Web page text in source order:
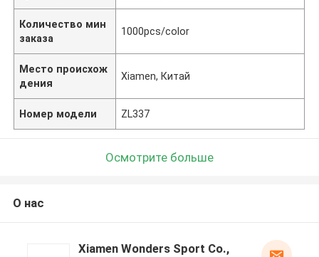
Количество мин
заказа
1000pcs/color
Место происхож
дения
Xiamen, Китай
Номер модели ZL337
Осмотрите больше
О нас
Xiamen Wonders Sport Co.,